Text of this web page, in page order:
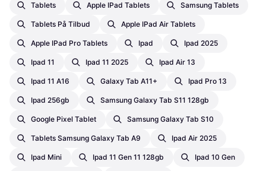
Tablets Apple IPad Tablets Samsung Tablets
Tablets På Tilbud Apple IPad Air Tablets
Apple IPad Pro Tablets Ipad Ipad 2025
Ipad 11 Ipad 11 2025 Ipad Air 13
Ipad 11 A16 Galaxy Tab A11+ Ipad Pro 13
Ipad 256gb Samsung Galaxy Tab S11 128gb
Google Pixel Tablet Samsung Galaxy Tab S10
Tablets Samsung Galaxy Tab A9 Ipad Air 2025
Ipad Mini Ipad 11 Gen 11 128gb Ipad 10 Gen